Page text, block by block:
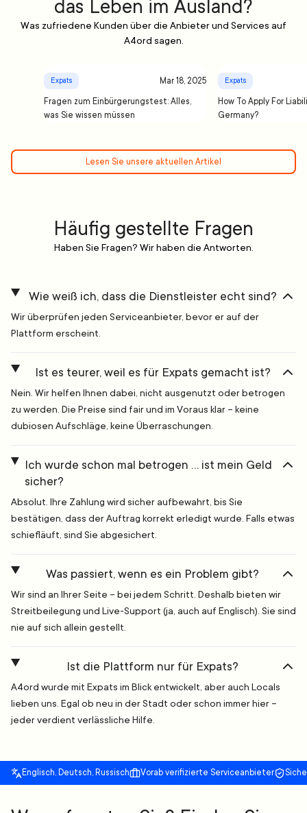
das Leben im Ausland?
Was zufriedene Kunden über die Anbieter und Services auf
A4ord sagen.
Expats Mar 18, 2025
Fragen zum Einbürgerungstest: Alles,
was Sie wissen müssen
Expats
How To Apply For
Germany?
Lesen Sie unsere aktuellen Artikel
Häufig gestellte Fragen
Haben Sie Fragen? Wir haben die Antworten.
Wie weiß ich, dass die Dienstleister echt sind?
Wir überprüfen jeden Serviceanbieter, bevor er auf der
Plattform erscheint.
Ist es teurer, weil es für Expats gemacht ist?
Nein. Wir helfen Ihnen dabei, nicht ausgenutzt oder betrogen
zu werden. Die Preise sind fair und im Voraus klar – keine
dubiosen Aufschläge, keine Überraschungen.
Ich wurde schon mal betrogen … ist mein Geld
sicher?
Absolut. Ihre Zahlung wird sicher aufbewahrt, bis Sie
bestätigen, dass der Auftrag korrekt erledigt wurde. Falls etwas
schiefläuft, sind Sie abgesichert.
Was passiert, wenn es ein Problem gibt?
Wir sind an Ihrer Seite – bei jedem Schritt. Deshalb bieten wir
Streitbeilegung und Live-Support (ja, auch auf Englisch). Sie sind
nie auf sich allein gestellt.
Ist die Plattform nur für Expats?
A4ord wurde mit Expats im Blick entwickelt, aber auch Locals
lieben uns. Egal ob neu in der Stadt oder schon immer hier –
jeder verdient verlässliche Hilfe.
Englisch, Deutsch, Russisch Vorab verifizierte Serviceanbieter